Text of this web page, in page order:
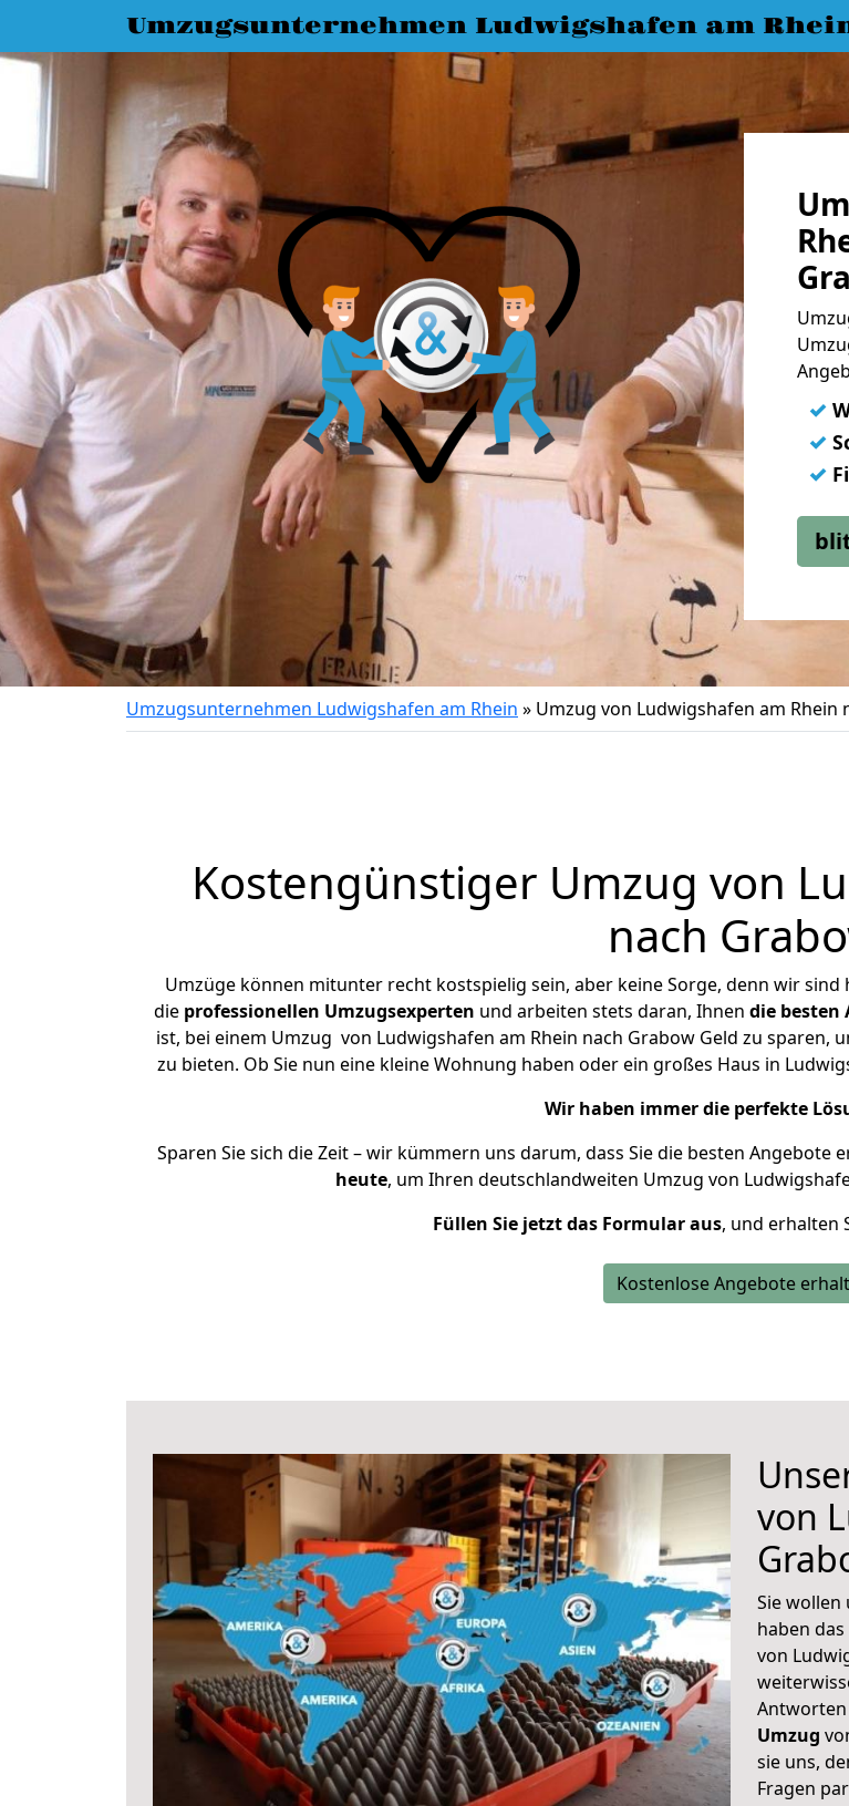
Umzugsunternehmen Ludwigshafen am
✓
✓
✓
Umzugsunternehmen Ludwigshafen am Rhein » Umzug von Ludwigshafen am Rhein
Kostengünstiger Umzug von
nach
Umzüge können mitunter recht kostspielig sein, aber keine Sorge, denn wir sind
die professionellen Umzugsexperten und arbeiten stets daran, Ihnen die besten
ist, bei einem Umzug von Ludwigshafen am Rhein nach Grabow Geld zu sparen,
zu bieten. Ob Sie nun eine kleine Wohnung haben oder ein großes Haus in
Wir haben immer die perfekte
Sparen Sie sich die Zeit – wir kümmern uns darum, dass Sie die besten Angebote
heute, um Ihren deutschlandweiten Umzug von
Füllen Sie jetzt das Formular aus, und erhalten
Kostenlose Angebote
von
Sie wollen
haben das
von
Umzug
sie uns,
Fragen